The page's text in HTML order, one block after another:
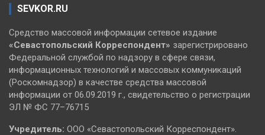
SEVKOR.RU
Средство массовой информации сетевое издание
«Севастопольский Корреспондент» зарегистрировано
Федеральной службой по надзору в сфере связи,
информационных технологий и массовых коммуникаций
(Роскомнадзор) в качестве средства массовой
информации от 06.09.2019 г., свидетельство о регистрации
ЭЛ № ФС 77–76715
Учредитель: ООО «Севастопольский Корреспондент».